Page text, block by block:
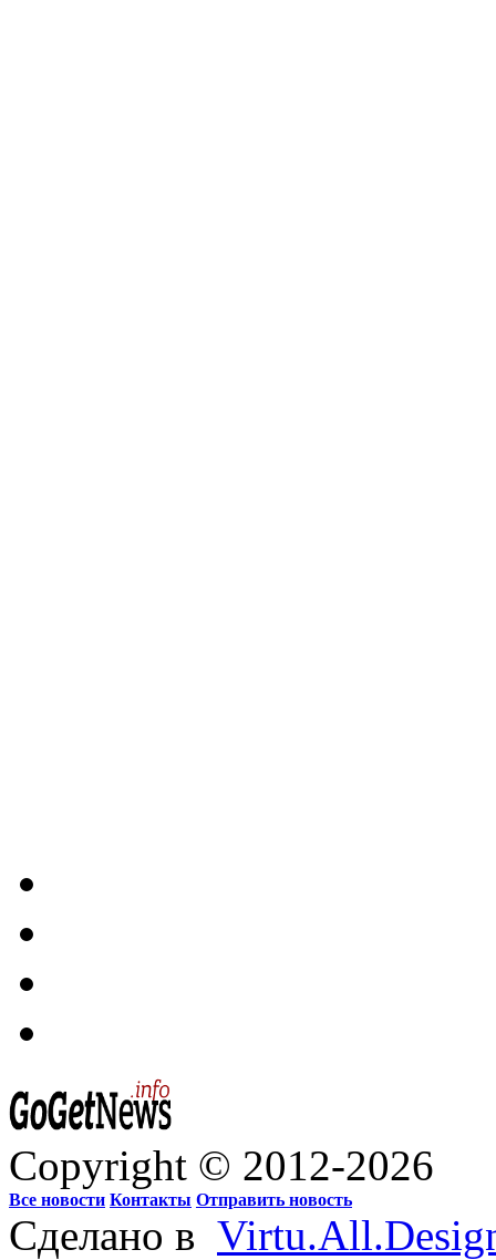
Copyright © 2012-2026
Все новости Контакты Отправить новость
Сделано в